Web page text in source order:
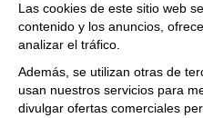
Las cookies de este sitio web
contenido y los anuncios,
analizar el tráfico.
Además, se utilizan otras de
usan nuestros servicios para
divulgar ofertas comerciales